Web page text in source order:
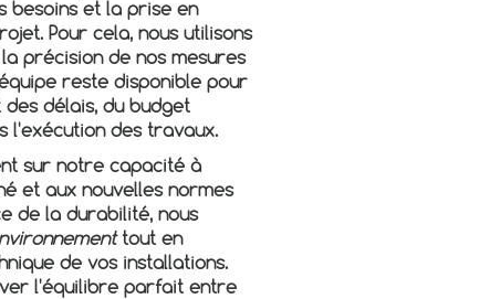
besoins et la prise en
Pour cela, nous utilisons
précision de nos mesures
reste disponible pour
délais, du budget
l'exécution des travaux.
sur notre capacité à
et aux nouvelles normes
de la durabilité, nous
tout en
de vos installations.
l'équilibre parfait entre